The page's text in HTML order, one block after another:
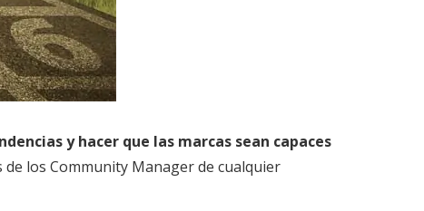
y hacer que las marcas sean capaces
los Community Manager de cualquier